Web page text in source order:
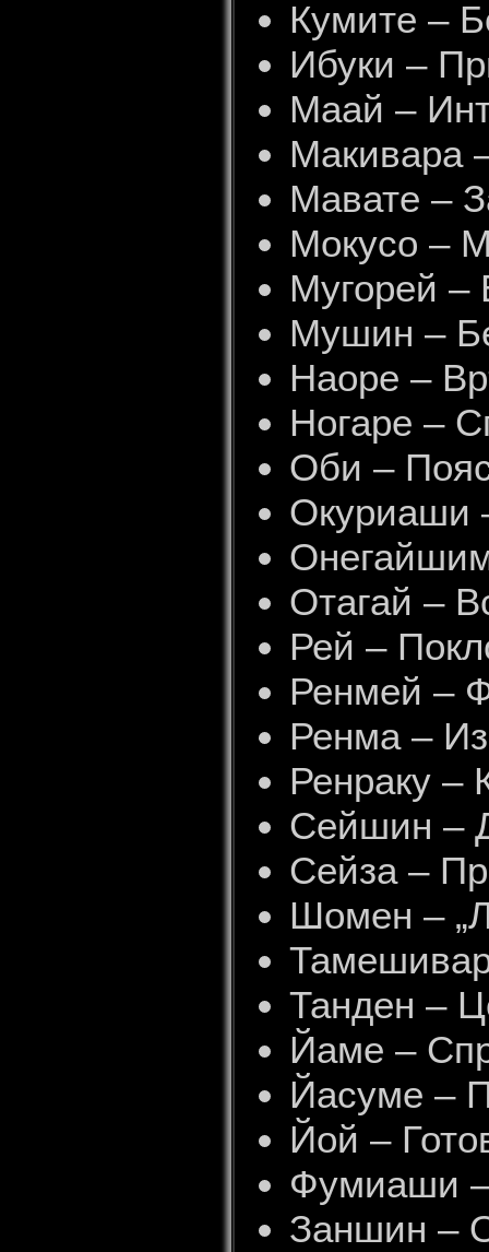
Кумите –
Ибуки –
Маай –
Макивара
Мавате –
Мокусо –
Мугорей –
Мушин –
Наоре –
Ногаре –
Оби –
Окуриаши
Отагай –
Рей –
Ренмей –
Ренма –
Ренраку –
Сейшин –
Сейза –
Шомен –
Танден –
Йаме –
Йасуме –
Йой –
Фумиаши –
Заншин –